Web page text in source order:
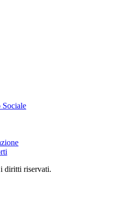
Sociale
diritti riservati.